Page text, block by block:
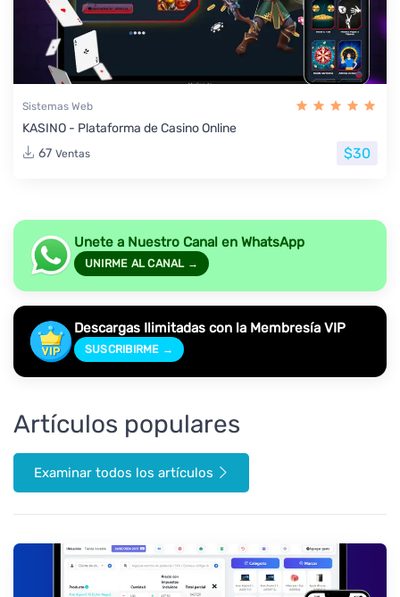
Sistemas Web
KASINO - Plataforma de Casino Online
67 Ventas $30
Unete a Nuestro Canal en WhatsApp
UNIRME AL CANAL →
Descargas Ilimitadas con la Membresía VIP
SUSCRIBIRME →
Artículos populares
Examinar todos los artículos